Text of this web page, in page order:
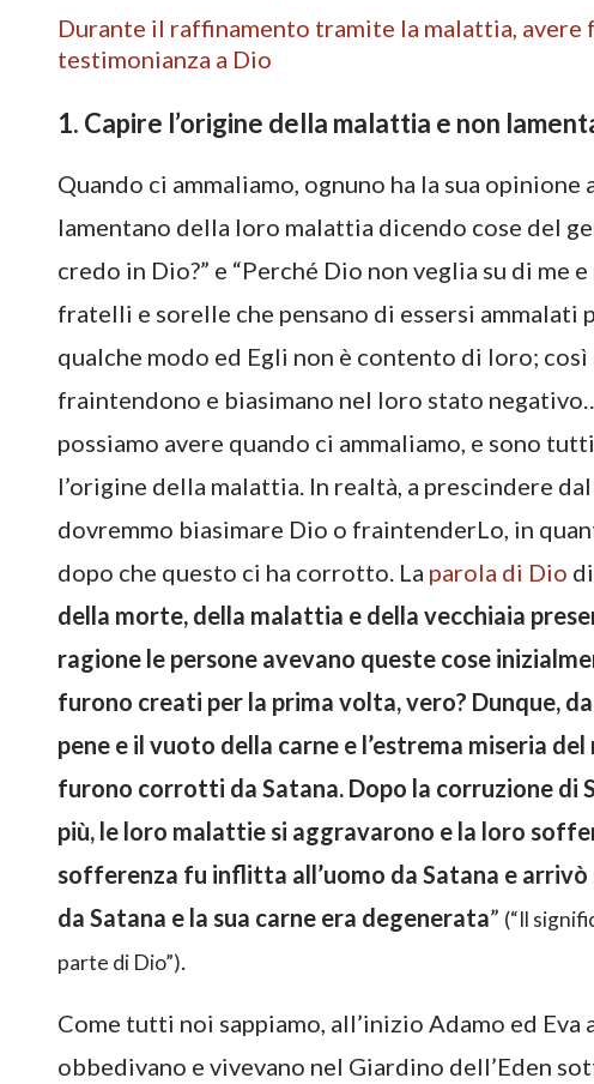
Durante il raffinamento tramite la malattia, avere
testimonianza a Dio
1. Capire l’origine della malattia e non
Quando ci ammaliamo, ognuno ha la sua
lamentano della loro malattia dicendo cose del
credo in Dio?” e “Perché Dio non veglia su di me
fratelli e sorelle che pensano di essersi ammalati
qualche modo ed Egli non è contento di loro;
fraintendono e biasimano nel loro stato
possiamo avere quando ci ammaliamo, e sono
l’origine della malattia. In realtà, a prescindere
dovremmo biasimare Dio o fraintenderLo, in
dopo che questo ci ha corrotto. La parola di Dio
della morte, della malattia e della vecchiaia
ragione le persone avevano queste cose
furono creati per la prima volta, vero? Dunque,
pene e il vuoto della carne e l’estrema miseria
furono corrotti da Satana. Dopo la corruzione di
più, le loro malattie si aggravarono e la loro
sofferenza fu inflitta all’uomo da Satana e
da Satana e la sua carne era degenerata” (“Il
parte di Dio”).
Come tutti noi sappiamo, all’inizio Adamo ed
obbedivano e vivevano nel Giardino dell’Eden